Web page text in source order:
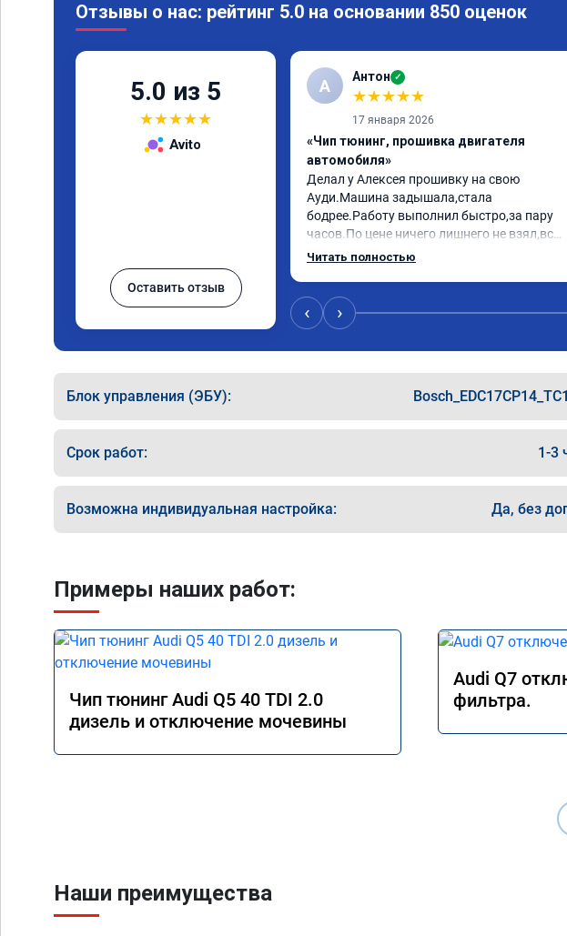
Отзывы о нас: рейтинг 5.0 на основании 850 оценок
5.0 из 5
★★★★★
Avito
Оставить отзыв
А Антон ✓
★★★★★
17 января 2026
«Чип тюнинг, прошивка двигателя
автомобиля»
Делал у Алексея прошивку на свою
Ауди.Машина задышала,стала
бодрее.Работу выполнил быстро,за пару
часов.По цене ничего лишнего не взял,всё
как договаривались заранее.После
знаю,куда ехать в случае поломки
авто.Однозначно рекомендую Алексея
Читать полностью
‹ ›
Блок управления (ЭБУ):
Срок работ: 1-3
Возможна индивидуальная настройка: Да, без
Примеры наших работ:
Чип тюнинг Audi Q5 40 TDI 2.0
дизель и отключение мочевины
Audi Q7
фильтра.
Наши преимущества